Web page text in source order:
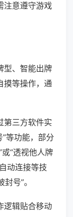
注意遵守游戏
型、智能出牌
摸等操作，通
第三方软件实
”等功能，部分
“透视他人牌
动连接等技
号”。
逻辑贴合移动